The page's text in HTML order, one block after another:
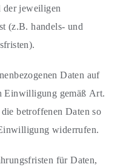
der jeweiligen
(z.B. handels- und
Daten auf
Einwilligung gemäß Art.
betroffenen Daten so
widerrufen.
für Daten,